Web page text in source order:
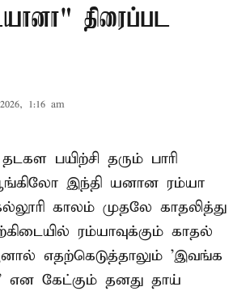
திரைப்பட
1:16 am
தடகள பயிற்சி தரும் பாரி
இந்தி யனான ரம்யா
காலம் முதலே காதலித்து
ரம்யாவுக்கும் காதல்
எதற்கெடுத்தாலும் 'இவங்க
என கேட்கும் தனது தாய்